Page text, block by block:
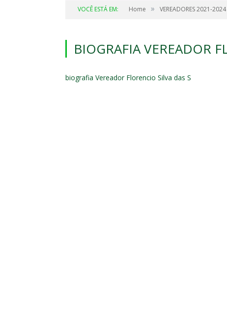
VOCÊ ESTÁ EM: Home » VEREADORES 2021-2024
BIOGRAFIA VEREADOR
biografia Vereador Florencio Silva das S